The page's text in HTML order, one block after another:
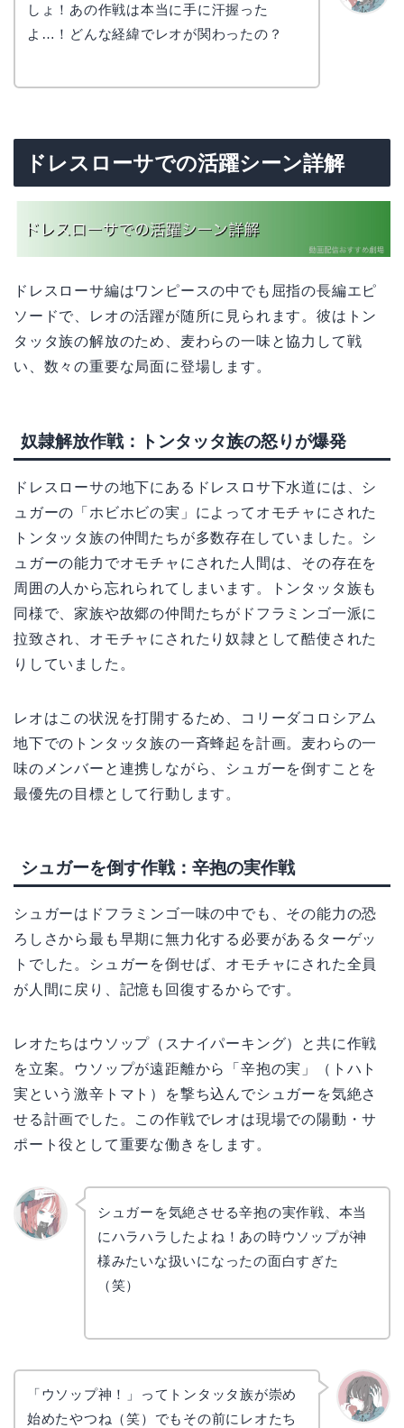
しょ！あの作戦は本当に手に汗握った
よ…！どんな経緯でレオが関わったの？
ドレスローサでの活躍シーン詳解
ドレスローサ編はワンピースの中でも屈指の長編エピ
ソードで、レオの活躍が随所に見られます。彼はトン
タッタ族の解放のため、麦わらの一味と協力して戦
い、数々の重要な局面に登場します。
奴隷解放作戦：トンタッタ族の怒りが爆発
ドレスローサの地下にあるドレスロサ下水道には、シ
ュガーの「ホビホビの実」によってオモチャにされた
トンタッタ族の仲間たちが多数存在していました。シ
ュガーの能力でオモチャにされた人間は、その存在を
周囲の人から忘れられてしまいます。トンタッタ族も
同様で、家族や故郷の仲間たちがドフラミンゴ一派に
拉致され、オモチャにされたり奴隷として酷使された
りしていました。
レオはこの状況を打開するため、コリーダコロシアム
地下でのトンタッタ族の一斉蜂起を計画。麦わらの一
味のメンバーと連携しながら、シュガーを倒すことを
最優先の目標として行動します。
シュガーを倒す作戦：辛抱の実作戦
シュガーはドフラミンゴ一味の中でも、その能力の恐
ろしさから最も早期に無力化する必要があるターゲッ
トでした。シュガーを倒せば、オモチャにされた全員
が人間に戻り、記憶も回復するからです。
レオたちはウソップ（スナイパーキング）と共に作戦
を立案。ウソップが遠距離から「辛抱の実」（トハト
実という激辛トマト）を撃ち込んでシュガーを気絶さ
せる計画でした。この作戦でレオは現場での陽動・サ
ポート役として重要な働きをします。
シュガーを気絶させる辛抱の実作戦、本当
にハラハラしたよね！あの時ウソップが神
様みたいな扱いになったの面白すぎた
（笑）
「ウソップ神！」ってトンタッタ族が崇め
始めたやつね（笑）でもその前にレオたち